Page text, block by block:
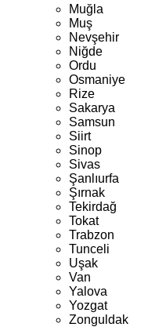
Muğla
Muş
Nevşehir
Niğde
Ordu
Osmaniye
Rize
Sakarya
Samsun
Siirt
Sinop
Sivas
Şanlıurfa
Şırnak
Tekirdağ
Tokat
Trabzon
Tunceli
Uşak
Van
Yalova
Yozgat
Zonguldak